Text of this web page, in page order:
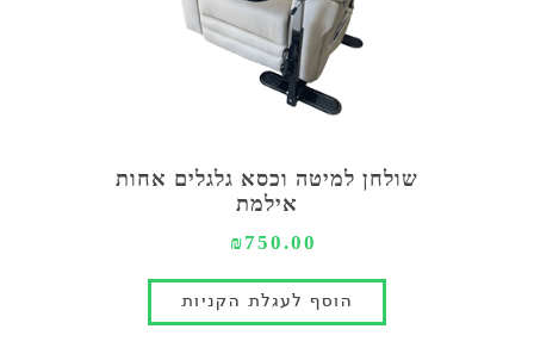
שולחן למיטה וכסא גלגלים אחות
אילמת
₪750.00